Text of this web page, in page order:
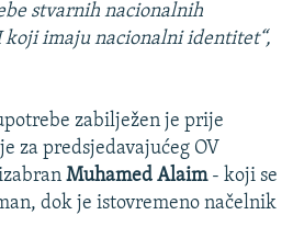
stvarnih nacionalnih
koji imaju nacionalni identitet“,
zabilježen je prije
za predsjedavajućeg OV
Muhamed Alaim- koji se
dok je istovremeno načelnik